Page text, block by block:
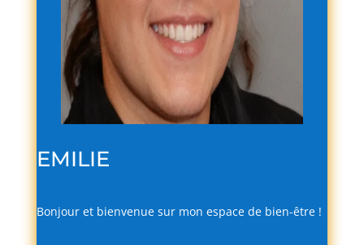
EMILIE
Bonjour et bienvenue sur mon espace de bien-être !